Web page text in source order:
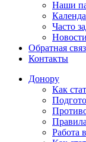
Наши
Часто
Новости
Обратная
Контакты
Донору
Как
Работа